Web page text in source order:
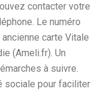
contacter votre
Le numéro
carte Vitale
(Ameli.fr). Un
à suivre.
sociale pour faciliter